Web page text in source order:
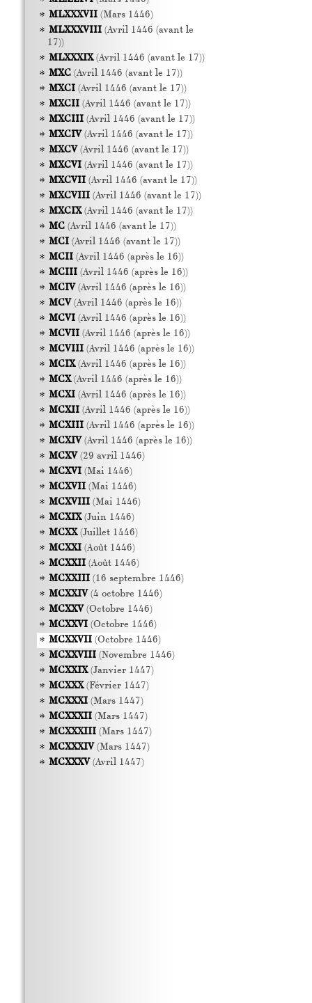
MLXXXVII(Mars 1446)
MLXXXVIII(Avril 1446 (avant le
17))
MLXXXIX(Avril 1446 (avant le 17))
MXC(Avril 1446 (avant le 17))
MXCI(Avril 1446 (avant le 17))
MXCII(Avril 1446 (avant le 17))
MXCIII(Avril 1446 (avant le 17))
MXCIV(Avril 1446 (avant le 17))
MXCV(Avril 1446 (avant le 17))
MXCVI(Avril 1446 (avant le 17))
MXCVII(Avril 1446 (avant le 17))
MXCVIII(Avril 1446 (avant le 17))
MXCIX(Avril 1446 (avant le 17))
MC(Avril 1446 (avant le 17))
MCI(Avril 1446 (avant le 17))
MCII(Avril 1446 (après le 16))
MCIII(Avril 1446 (après le 16))
MCIV(Avril 1446 (après le 16))
MCV(Avril 1446 (après le 16))
MCVI(Avril 1446 (après le 16))
MCVII(Avril 1446 (après le 16))
MCVIII(Avril 1446 (après le 16))
MCIX(Avril 1446 (après le 16))
MCX(Avril 1446 (après le 16))
MCXI(Avril 1446 (après le 16))
MCXII(Avril 1446 (après le 16))
MCXIII(Avril 1446 (après le 16))
MCXIV(Avril 1446 (après le 16))
MCXV(29 avril 1446)
MCXVI(Mai 1446)
MCXVII(Mai 1446)
MCXVIII(Mai 1446)
MCXIX(Juin 1446)
MCXX(Juillet 1446)
MCXXI(Août 1446)
MCXXII(Août 1446)
MCXXIII(16 septembre 1446)
MCXXIV(4 octobre 1446)
MCXXV(Octobre 1446)
MCXXVI(Octobre 1446)
MCXXVII(Octobre 1446)
MCXXVIII(Novembre 1446)
MCXXIX(Janvier 1447)
MCXXX(Février 1447)
MCXXXI(Mars 1447)
MCXXXII(Mars 1447)
MCXXXIII(Mars 1447)
MCXXXIV(Mars 1447)
MCXXXV(Avril 1447)